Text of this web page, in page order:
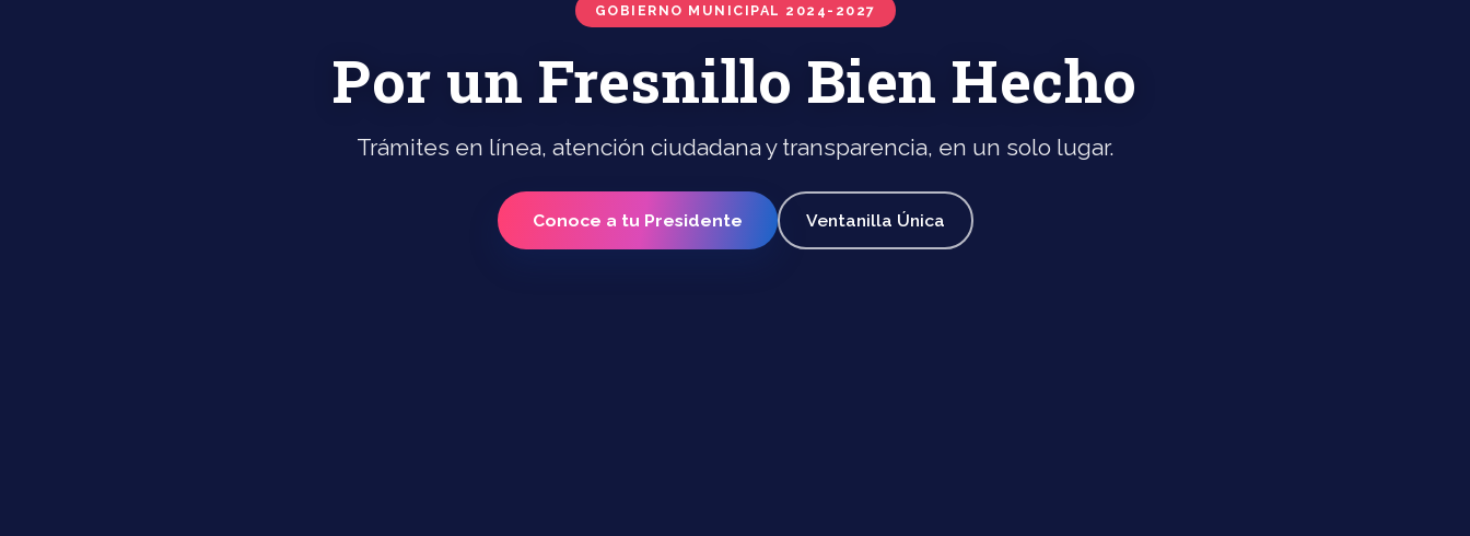
GOBIERNO MUNICIPAL 2024-2027
Por un Fresnillo Bien Hecho
Trámites en línea, atención ciudadana y transparencia, en un solo lugar.
Conoce a tu Presidente Ventanilla Única